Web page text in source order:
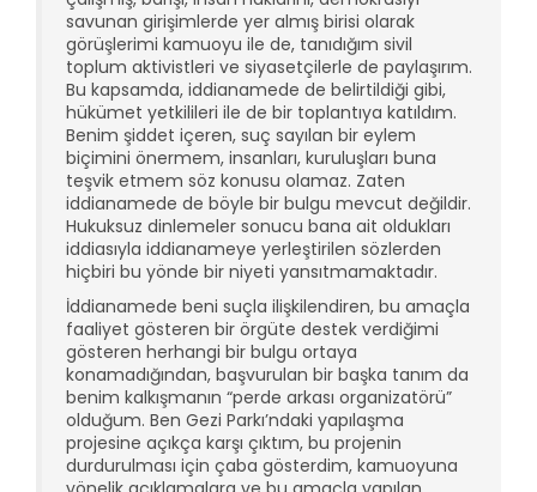
savunan girişimlerde yer almış birisi olarak
görüşlerimi kamuoyu ile de, tanıdığım sivil
toplum aktivistleri ve siyasetçilerle de paylaşırım.
Bu kapsamda, iddianamede de belirtildiği gibi,
hükümet yetkilileri ile de bir toplantıya katıldım.
Benim şiddet içeren, suç sayılan bir eylem
biçimini önermem, insanları, kuruluşları buna
teşvik etmem söz konusu olamaz. Zaten
iddianamede de böyle bir bulgu mevcut değildir.
Hukuksuz dinlemeler sonucu bana ait oldukları
iddiasıyla iddianameye yerleştirilen sözlerden
hiçbiri bu yönde bir niyeti yansıtmamaktadır.
İddianamede beni suçla ilişkilendiren, bu amaçla
faaliyet gösteren bir örgüte destek verdiğimi
gösteren herhangi bir bulgu ortaya
konamadığından, başvurulan bir başka tanım da
benim kalkışmanın “perde arkası organizatörü”
olduğum. Ben Gezi Parkı’ndaki yapılaşma
projesine açıkça karşı çıktım, bu projenin
durdurulması için çaba gösterdim, kamuoyuna